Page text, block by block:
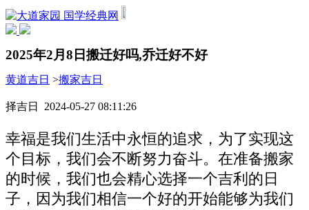
国学经典网
2025年2月8日搬迁好吗,乔迁好不好
黄道吉日 >搬家吉日
择吉日 2024-05-27 08:11:26
幸福是我们生活中永恒的追求，为了实现这
个目标，我们会不断努力奋斗。在准备搬家
的时候，我们也会精心选择一个吉利的日
子，因为我们相信一个好的开始能够为我们